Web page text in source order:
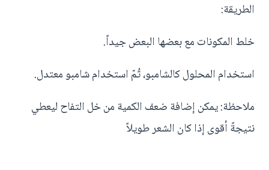
الطريقة:
خلط المكونات مع بعضها البعض جيداً.
استخدام المحلول كالشامبو، ثُمّ استخدام شامبو معتدل.
ملاحظة: يمكن إضافة ضعف الكمية من خل التفاح ليعطي
نتيجةً أقوى إذا كان الشعر طويلاً